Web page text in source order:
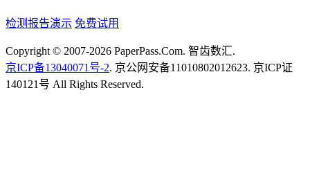
检测报告演示 免费试用
Copyright © 2007-2026 PaperPass.Com. 智齿数汇.
京ICP备13040071号-2. 京公网安备11010802012623. 京ICP证
140121号 All Rights Reserved.